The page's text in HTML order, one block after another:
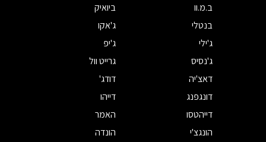
ב.מ.וו
ביואיק
בנטלי
ג'אקו
ג'ילי
ג'יפ
ג'נסיס
גרייט וול
דאצ'יה
דודג'
דונגפנג
דייהו
דייהטסו
האמר
הונגצ'י
הונדה